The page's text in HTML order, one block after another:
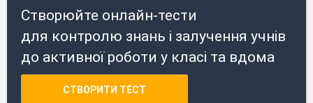
Створюйте онлайн-тести
для контролю знань і залучення учнів
до активної роботи у класі та вдома
СТВОРИТИ ТЕСТ